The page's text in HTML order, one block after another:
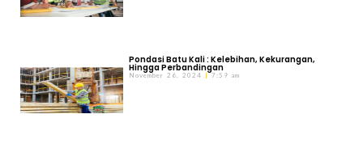
Pondasi Batu Kali : Kelebihan, Kekurangan,
Hingga Perbandingan
November 26, 2024 7:59 am